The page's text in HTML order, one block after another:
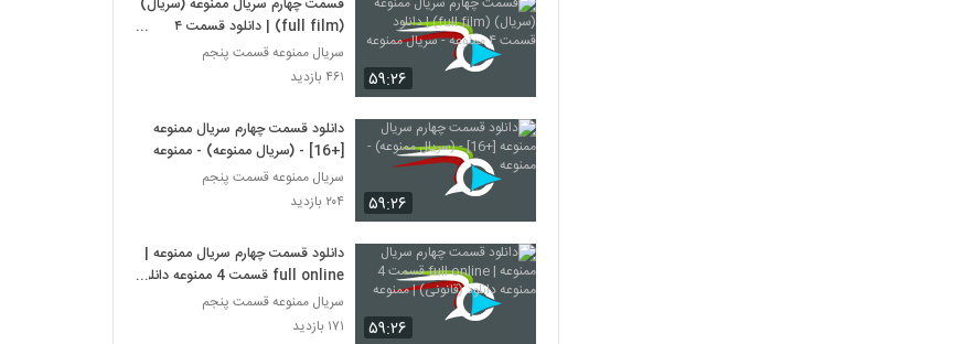
۵۹:۲۶
قسمت چهارم سریال ممنوعه (سریال)
(full film) | دانلود قسمت ۴
ممنوعه - سریال ممنوعه
سریال ممنوعه قسمت پنجم
۴۶۱ بازدید
۵۹:۲۶
دانلود قسمت چهارم سریال ممنوعه
[+16] - (سریال ممنوعه) - ممنوعه
سریال ممنوعه قسمت پنجم
۲۰۴ بازدید
۵۹:۲۶
دانلود قسمت چهارم سریال ممنوعه |
full online قسمت 4 ممنوعه دانلود
(قانونی) | ممنوعه
سریال ممنوعه قسمت پنجم
۱۷۱ بازدید